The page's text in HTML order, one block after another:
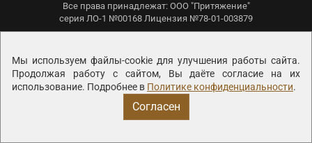
Мы используем файлы-cookie для улучшения работы сайта.
Продолжая работу с сайтом, Вы даёте согласие на их
использование. Подробнее в Политике конфиденциальности.
Согласен
Все права принадлежат: ООО "Притяжение"
серия ЛО-1 №00168 Лицензия №78-01-003879
Соглашение на обработку персональных данных
Политика конфиденциальности виджета Callibri